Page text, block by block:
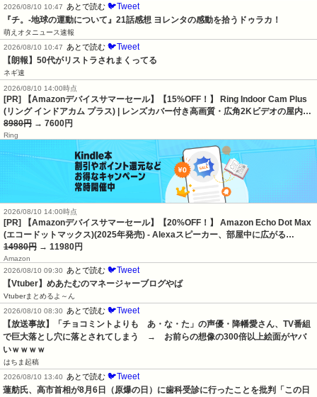
2026/08/10 10:47
あとで読む 🐦Tweet
『チ。-地球の運動について』21話感想 ヨレンタの感動を拾うドゥラカ！
萌えオタニュース速報
2026/08/10 10:47
あとで読む 🐦Tweet
【朗報】50代がリストラされまくってる
ネギ速
2026/08/10 14:00時点
[PR] 【Amazonデバイスサマーセール】【15%OFF！】 Ring Indoor Cam Plus
(リング インドアカム プラス) | レンズカバー付き高画質・広角2Kビデオの屋内…
8980円 → 7600円
Ring
2026/08/10 14:00時点
[PR] 【Amazonデバイスサマーセール】【20%OFF！】 Amazon Echo Dot Max
(エコードットマックス)(2025年発売) - Alexaスピーカー、部屋中に広がる…
14980円 → 11980円
Amazon
2026/08/10 09:30
あとで読む 🐦Tweet
【Vtuber】めあたむのマネージャーブログやば
Vtuberまとめるよ～ん
2026/08/10 08:30
あとで読む 🐦Tweet
【放送事故】「チョコミントよりも　あ・な・た」の声優・降幡愛さん、TV番組
で巨大落とし穴に落とされてしまう　→　お前らの想像の300倍以上絵面がヤバ
いｗｗｗｗ
はちま起稿
2026/08/10 13:40
あとで読む 🐦Tweet
蓮舫氏、高市首相が8月6日（原爆の日）に歯科受診に行ったことを批判「この日